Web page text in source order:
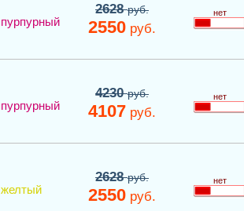
пурпурный
2628руб.
2550 руб.
нет
пурпурный
4230руб.
4107 руб.
нет
желтый
2628руб.
2550 руб.
нет